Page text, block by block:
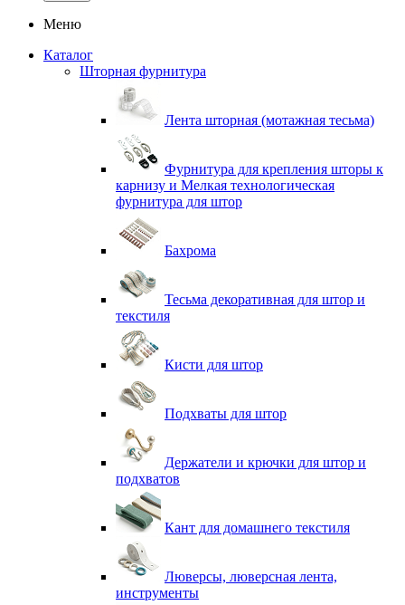
Меню
Каталог
Шторная фурнитура
Лента шторная (мотажная тесьма)
Фурнитура для крепления шторы к
карнизу и Мелкая технологическая
фурнитура для штор
Бахрома
Тесьма декоративная для штор и
текстиля
Кисти для штор
Подхваты для штор
Держатели и крючки для штор и
подхватов
Кант для домашнего текстиля
Люверсы, люверсная лента,
инструменты